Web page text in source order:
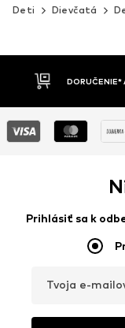
Deti Dievčatá
Prihlásiť sa k
Tvoja e-